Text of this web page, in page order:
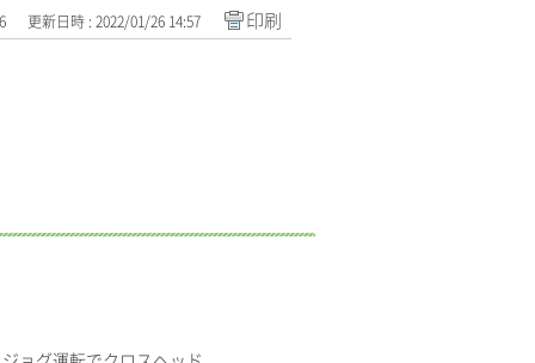
更新日時 : 2022/01/26 14:57 印刷